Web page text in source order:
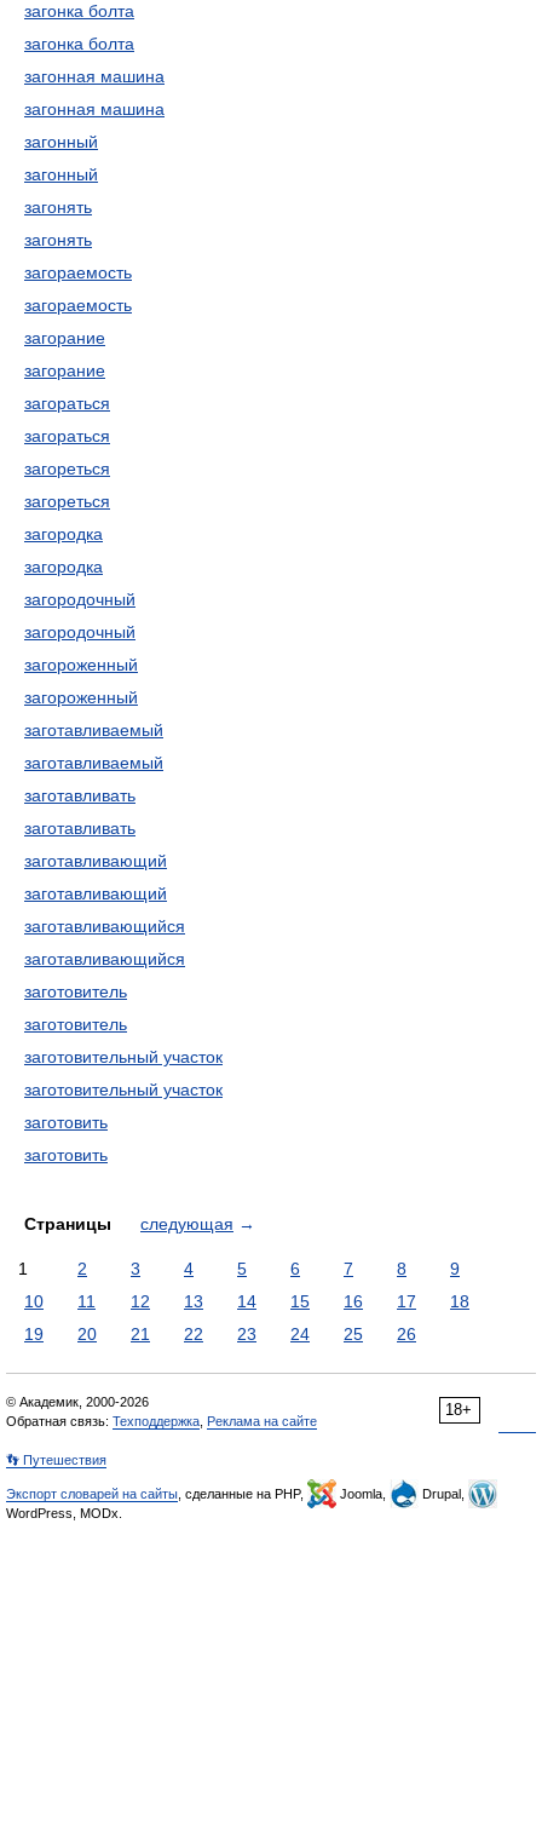
загонка болта
загонка болта
загонная машина
загонная машина
загонный
загонный
загонять
загонять
загораемость
загораемость
загорание
загорание
загораться
загораться
загореться
загореться
загородка
загородка
загородочный
загородочный
загороженный
загороженный
заготавливаемый
заготавливаемый
заготавливать
заготавливать
заготавливающий
заготавливающий
заготавливающийся
заготавливающийся
заготовитель
заготовитель
заготовительный участок
заготовительный участок
заготовить
заготовить
Страницы следующая →
1 2 3 4 5 6 7 8
9
10
11 12 13 14 15 16 17
18
19
20 21 22 23 24 25 26
18+
© Академик, 2000-2026
Обратная связь: Техподдержка Реклама на сайте
👣 Путешествия
Экспорт словарей на сайты , сделанные на PHP, Joomla,
Drupal,
WordPress, MODx.